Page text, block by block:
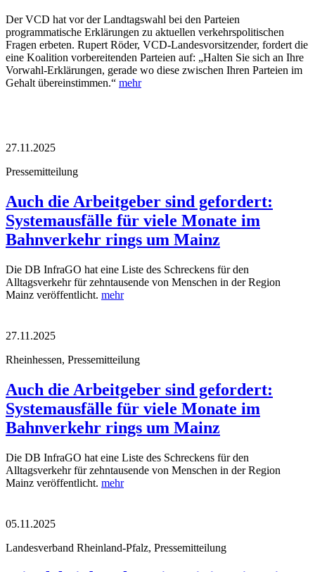
Der VCD hat vor der Landtagswahl bei den Parteien
programmatische Erklärungen zu aktuellen verkehrspolitischen
Fragen erbeten. Rupert Röder, VCD-Landesvorsitzender, fordert die
eine Koalition vorbereitenden Parteien auf: „Halten Sie sich an Ihre
Vorwahl-Erklärungen, gerade wo diese zwischen Ihren Parteien im
Gehalt übereinstimmen.“ mehr
27.11.2025
Pressemitteilung
Auch die Arbeitgeber sind gefordert:
Systemausfälle für viele Monate im
Bahnverkehr rings um Mainz
Die DB InfraGO hat eine Liste des Schreckens für den
Alltagsverkehr für zehntausende von Menschen in der Region
Mainz veröffentlicht. mehr
27.11.2025
Rheinhessen, Pressemitteilung
Auch die Arbeitgeber sind gefordert:
Systemausfälle für viele Monate im
Bahnverkehr rings um Mainz
Die DB InfraGO hat eine Liste des Schreckens für den
Alltagsverkehr für zehntausende von Menschen in der Region
Mainz veröffentlicht. mehr
05.11.2025
Landesverband Rheinland-Pfalz, Pressemitteilung